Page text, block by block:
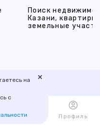
Поиск
Казани,
земельные
на
с
×
Профиль